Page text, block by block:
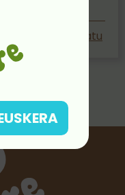
Partekatu